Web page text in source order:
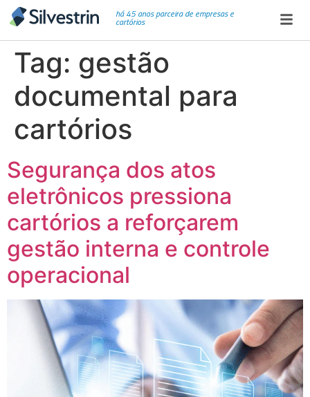
há 45 anos parceira de empresas e
cartórios
Tag: gestão
documental para
cartórios
Segurança dos atos
eletrônicos pressiona
cartórios a reforçarem
gestão interna e controle
operacional